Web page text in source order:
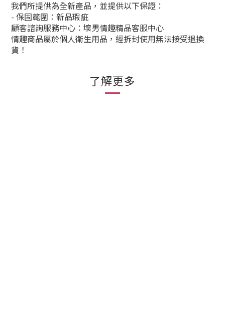
我們所提供為全新產品，並提供以下保證：
- 保固範圍：新品瑕疵
顧客諮詢服務中心：壞男情趣精品客服中心
情趣商品屬於個人衛生用品，經拆封使用無法接受退換
貨！
了解更多